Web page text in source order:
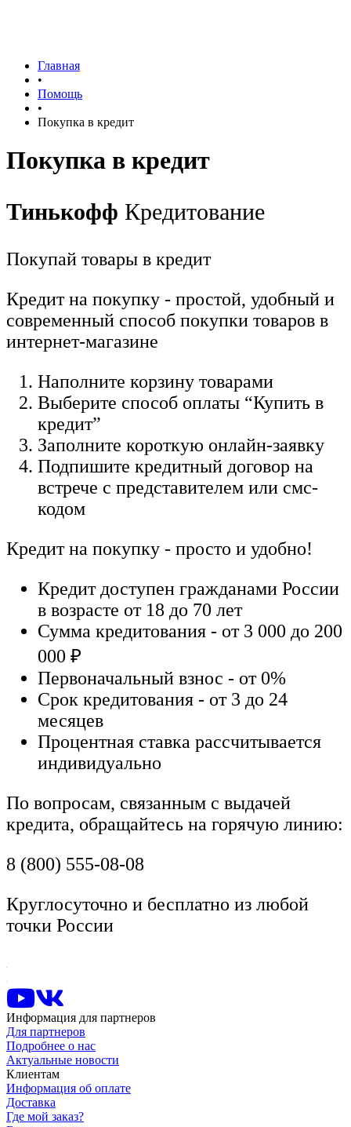
Главная
•
Помощь
•
Покупка в кредит
Покупка в кредит
Тинькофф Кредитование
Покупай товары в кредит
Кредит на покупку - простой, удобный и
современный способ покупки товаров в
интернет-магазине
Наполните корзину товарами
Выберите способ оплаты “Купить в
кредит”
Заполните короткую онлайн-заявку
Подпишите кредитный договор на
встрече с представителем или смс-
кодом
Кредит на покупку - просто и удобно!
Кредит доступен гражданами России
в возрасте от 18 до 70 лет
Сумма кредитования - от 3 000 до 200
000 ₽
Первоначальный взнос - от 0%
Срок кредитования - от 3 до 24
месяцев
Процентная ставка рассчитывается
индивидуально
По вопросам, связанным с выдачей
кредита, обращайтесь на горячую линию:
8 (800) 555-08-08
Круглосуточно и бесплатно из любой
точки России
Информация для партнеров
Для партнеров
Подробнее о нас
Актуальные новости
Клиентам
Информация об оплате
Доставка
Где мой заказ?